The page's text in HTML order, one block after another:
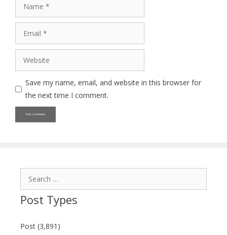
Website
Save my name, email, and website in this browser for
the next time I comment.
Post Types
Post (3,891)